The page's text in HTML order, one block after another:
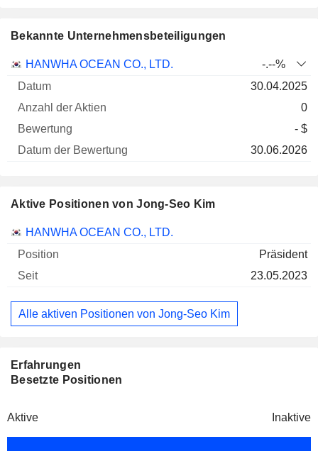
Bekannte Unternehmensbeteiligungen
Unternehmen
Anzahl
Bewertung
HANWHA OCEAN CO., LTD.
-.--%
30.04.2025
0
- $
30.06.2026
Aktive Positionen von Jong-Seo Kim
Unternehmen Position Beginn
HANWHA OCEAN CO., LTD.
Präsident
23.05.2023
Alle aktiven Positionen von Jong-Seo Kim
Erfahrungen
Besetzte Positionen
Aktive Inaktive